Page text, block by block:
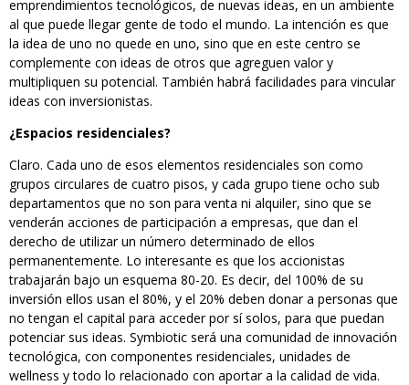
emprendimientos tecnológicos, de nuevas ideas, en un ambiente
al que puede llegar gente de todo el mundo. La intención es que
la idea de uno no quede en uno, sino que en este centro se
complemente con ideas de otros que agreguen valor y
multipliquen su potencial. También habrá facilidades para vincular
ideas con inversionistas.
¿Espacios residenciales?
Claro. Cada uno de esos elementos residenciales son como
grupos circulares de cuatro pisos, y cada grupo tiene ocho sub
departamentos que no son para venta ni alquiler, sino que se
venderán acciones de participación a empresas, que dan el
derecho de utilizar un número determinado de ellos
permanentemente. Lo interesante es que los accionistas
trabajarán bajo un esquema 80-20. Es decir, del 100% de su
inversión ellos usan el 80%, y el 20% deben donar a personas que
no tengan el capital para acceder por sí solos, para que puedan
potenciar sus ideas. Symbiotic será una comunidad de innovación
tecnológica, con componentes residenciales, unidades de
wellness y todo lo relacionado con aportar a la calidad de vida.